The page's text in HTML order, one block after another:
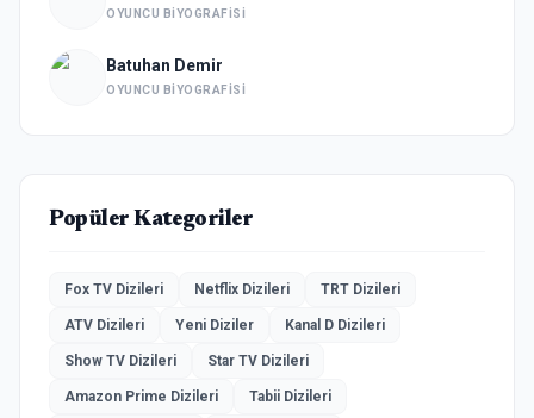
OYUNCU BIYOGRAFISI
Batuhan Demir
OYUNCU BIYOGRAFISI
Popüler Kategoriler
Fox TV Dizileri Netflix Dizileri TRT Dizileri
ATV Dizileri Yeni Diziler Kanal D Dizileri
Show TV Dizileri Star TV Dizileri
Amazon Prime Dizileri Tabii Dizileri